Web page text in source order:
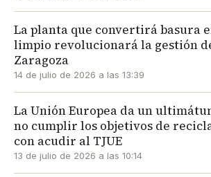
La planta que convertirá basura
limpio revolucionará la gestión
Zaragoza
14 de julio de 2026 a las 13:39
La Unión Europea da un
no cumplir los objetivos de
con acudir al TJUE
13 de julio de 2026 a las 10:14